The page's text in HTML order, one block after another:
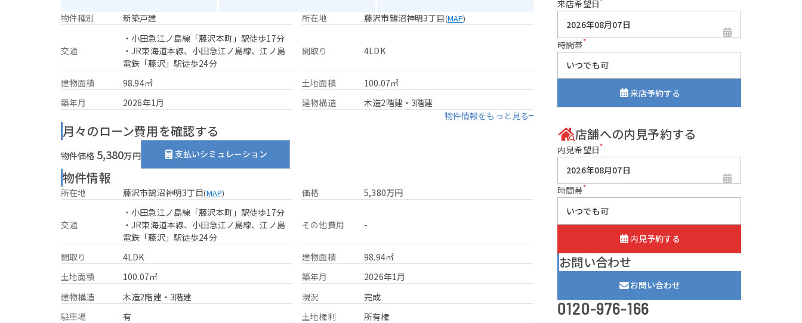
物件種別
新築戸建 所在地 藤沢市鵠沼神明3丁目(MAP)
交通
・小田急江ノ島線「藤沢本町」駅徒歩17分
・JR東海道本線、小田急江ノ島線、江ノ島
電鉄「藤沢」駅徒歩24分
間取り 4LDK
建物面積 98.94㎡ 土地面積
100.07㎡
築年月
2026年1月 建物構造
木造2階建・3階建
物件情報をもっと見る
月々のローン費用を確認する
物件価格 5,380万円 支払いシミュレーション
物件情報
所在地 藤沢市鵠沼神明3丁目(MAP) 価格 5,380万円
交通
・小田急江ノ島線「藤沢本町」駅徒歩17分
・JR東海道本線、小田急江ノ島線、江ノ島
電鉄「藤沢」駅徒歩24分
その他費用 -
間取り 4LDK 建物面積
98.94㎡
土地面積
100.07㎡ 築年月
2026年1月
建物構造
木造2階建・3階建 現況
完成
駐車場
有 土地権利
所有権
来店希望日
時間帯*
来店予約する
店舗への内見予約する
内見希望日*
時間帯*
内見予約する
お問い合わせ
お問い合わせ
0120-976-166